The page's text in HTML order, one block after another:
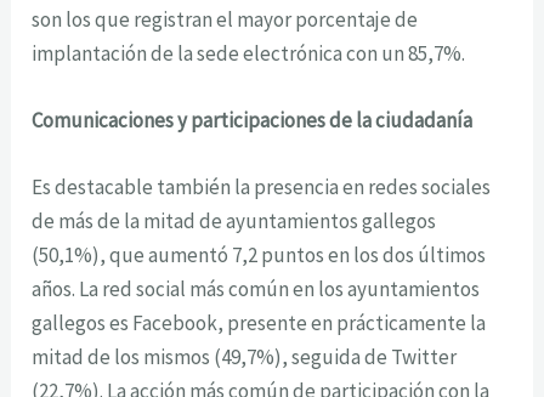
son los que registran el mayor porcentaje de
implantación de la sede electrónica con un 85,7%.
Comunicaciones y participaciones de la ciudadanía
Es destacable también la presencia en redes sociales
de más de la mitad de ayuntamientos gallegos
(50,1%), que aumentó 7,2 puntos en los dos últimos
años. La red social más común en los ayuntamientos
gallegos es Facebook, presente en prácticamente la
mitad de los mismos (49,7%), seguida de Twitter
(22,7%). La acción más común de participación con la